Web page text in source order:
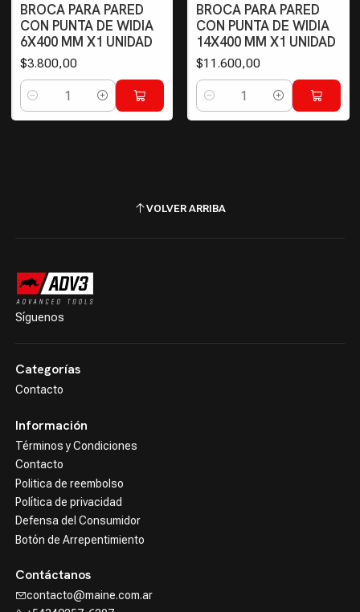
BROCA PARA PARED
CON PUNTA DE WIDIA
6X400 MM X1 UNIDAD
$3.800,00
Cantidad
BROCA PARA PARED
CON PUNTA DE WIDIA
14X400 MM X1 UNIDAD
$11.600,00
Cantidad
VOLVER ARRIBA
Síguenos
Categorías
Contacto
Información
Términos y Condiciones
Contacto
Politica de reembolso
Política de privacidad
Defensa del Consumidor
Botón de Arrepentimiento
Contáctanos
contacto@maine.com.ar